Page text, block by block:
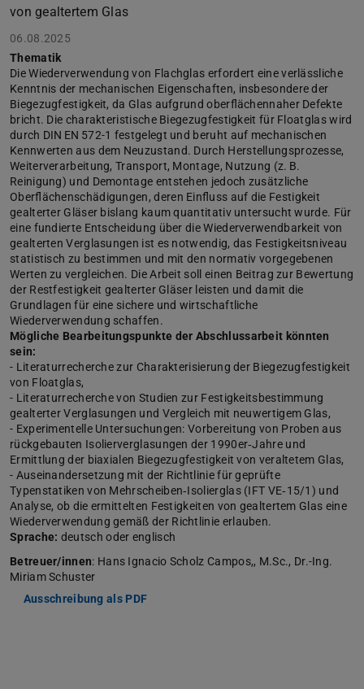
von gealtertem Glas
06.08.2025
Thematik
Die Wiederverwendung von Flachglas erfordert eine verlässliche
Kenntnis der mechanischen Eigenschaften, insbesondere der
Biegezugfestigkeit, da Glas aufgrund oberflächennaher Defekte
bricht. Die charakteristische Biegezugfestigkeit für Floatglas wird
durch DIN EN 572-1 festgelegt und beruht auf mechanischen
Kennwerten aus dem Neuzustand. Durch Herstellungsprozesse,
Weiterverarbeitung, Transport, Montage, Nutzung (z. B.
Reinigung) und Demontage entstehen jedoch zusätzliche
Oberflächenschädigungen, deren Einfluss auf die Festigkeit
gealterter Gläser bislang kaum quantitativ untersucht wurde. Für
eine fundierte Entscheidung über die Wiederverwendbarkeit von
gealterten Verglasungen ist es notwendig, das Festigkeitsniveau
statistisch zu bestimmen und mit den normativ vorgegebenen
Werten zu vergleichen. Die Arbeit soll einen Beitrag zur Bewertung
der Restfestigkeit gealterter Gläser leisten und damit die
Grundlagen für eine sichere und wirtschaftliche
Wiederverwendung schaffen.
Mögliche Bearbeitungspunkte der Abschlussarbeit könnten
sein:
- Literaturrecherche zur Charakterisierung der Biegezugfestigkeit
von Floatglas,
- Literaturrecherche von Studien zur Festigkeitsbestimmung
gealterter Verglasungen und Vergleich mit neuwertigem Glas,
- Experimentelle Untersuchungen: Vorbereitung von Proben aus
rückgebauten Isolierverglasungen der 1990er‑Jahre und
Ermittlung der biaxialen Biegezugfestigkeit von veraltetem Glas,
- Auseinandersetzung mit der Richtlinie für geprüfte
Typenstatiken von Mehrscheiben‑Isolierglas (IFT VE‑15/1) und
Analyse, ob die ermittelten Festigkeiten von gealtertem Glas eine
Wiederverwendung gemäß der Richtlinie erlauben.
Sprache: deutsch oder englisch
Betreuer/innen: Hans Ignacio Scholz Campos,, M.Sc., Dr.-Ing.
Miriam Schuster
Ausschreibung als PDF